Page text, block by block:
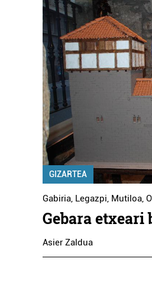
GIZARTEA
Gabiria, Legazpi, Mutiloa,
Gebara etxeari
Asier Zaldua